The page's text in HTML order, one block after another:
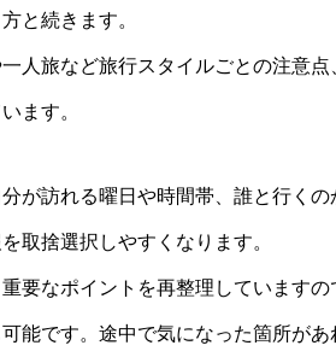
と続きます。
人旅など旅行スタイルごとの注意
ます。
が訪れる曜日や時間帯、誰と行く
取捨選択しやすくなります。
要なポイントを再整理しています
能です。途中で気になった箇所が